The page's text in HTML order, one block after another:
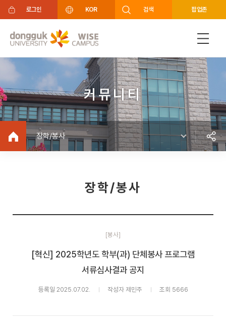
주메뉴 바로가기
푸터 바로가기
로그인 KOR 검색 팝업존
커뮤니티
장학/봉사
장학/봉사
[봉사]
[혁신] 2025학년도 학부(과) 단체봉사 프로그램
서류심사결과 공지
등록일 2025.07.02. 작성자 제민주 조회 5666